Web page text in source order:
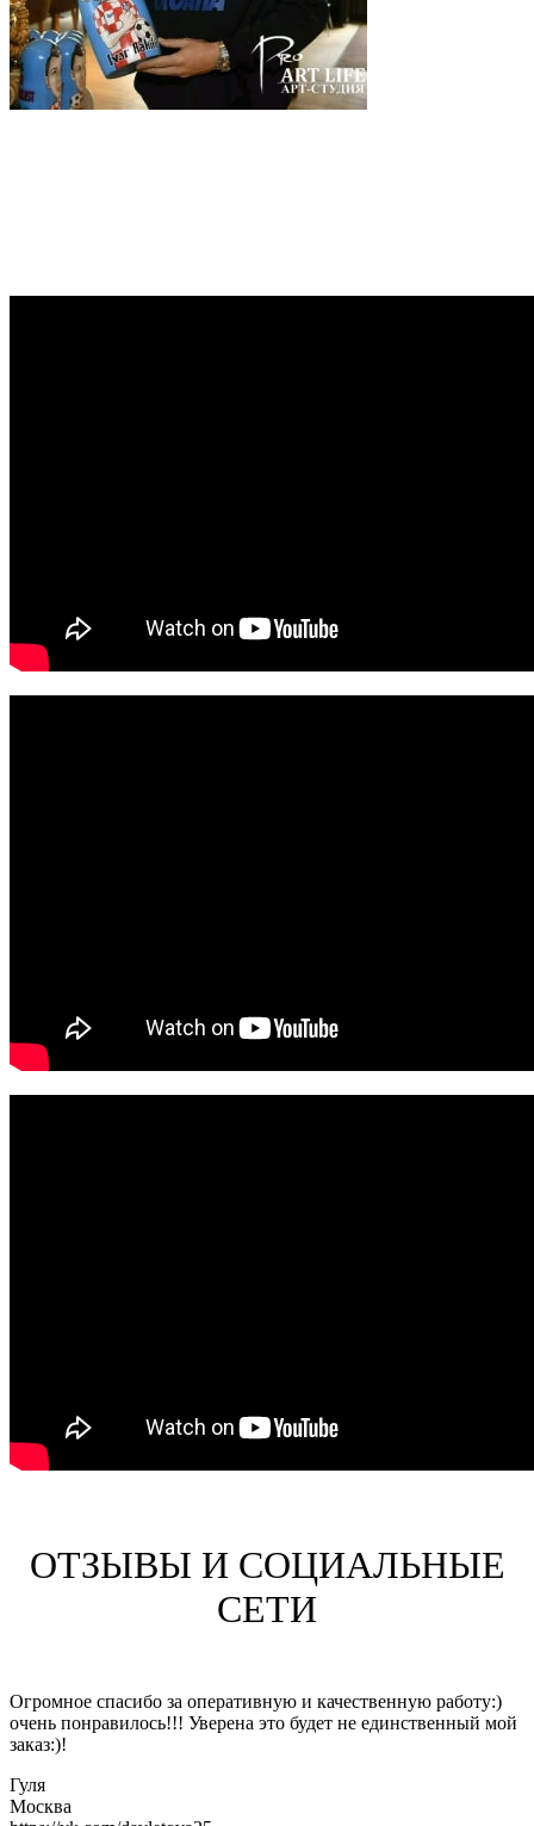
ОТЗЫВЫ И СОЦИАЛЬНЫЕ
СЕТИ
Огромное спасибо за оперативную и качественную работу:)
очень понравилось!!! Уверена это будет не единственный мой
заказ:)!
Гуля
Москва